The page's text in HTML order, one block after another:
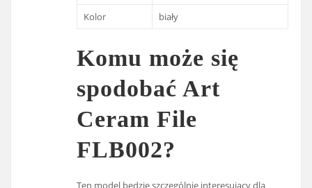
Kolor
biały
Komu może się
spodobać Art
Ceram File
FLB002?
Ten model będzie szczególnie interesujący dla